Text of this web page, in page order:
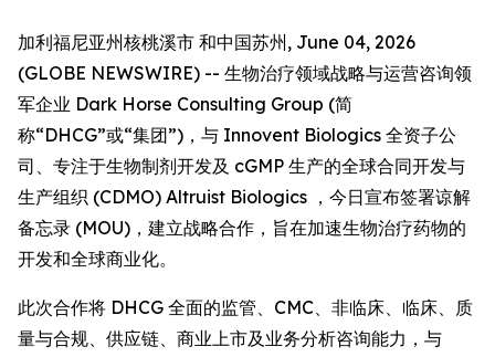
加利福尼亚州核桃溪市 和中国苏州, June 04, 2026
(GLOBE NEWSWIRE) -- 生物治疗领域战略与运营咨询领
军企业 Dark Horse Consulting Group (简
称“DHCG”或“集团”)，与 Innovent Biologics 全资子公
司、专注于生物制剂开发及 cGMP 生产的全球合同开发与
生产组织 (CDMO) Altruist Biologics ，今日宣布签署谅解
备忘录 (MOU)，建立战略合作，旨在加速生物治疗药物的
开发和全球商业化。
此次合作将 DHCG 全面的监管、CMC、非临床、临床、质
量与合规、供应链、商业上市及业务分析咨询能力，与